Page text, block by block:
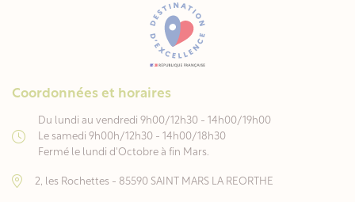
Coordonnées et horaires
Du lundi au vendredi 9h00/12h30 - 14h00/19h00
Le samedi 9h00h/12h30 - 14h00/18h30
Fermé le lundi d'Octobre à fin Mars.
2, les Rochettes - 85590 SAINT MARS LA REORTHE